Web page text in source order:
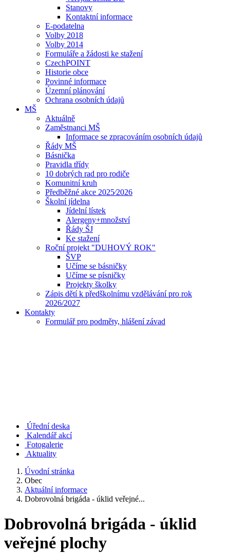
Stanovy
Kontaktní informace
E-podatelna
Volby 2018
Volby 2014
Formuláře a žádosti ke stažení
CzechPOINT
Historie obce
Povinné informace
Územní plánování
Ochrana osobních údajů
MŠ
Aktuálně
Zaměstnanci MŠ
Informace se zpracováním osobních údajů
Řády MŠ
Básnička
Pravidla třídy
10 dobrých rad pro rodiče
Komunitní kruh
Předběžné akce 2025⁄2026
Školní jídelna
Jídelní lístek
Alergeny+množství
Řády ŠJ
Ke stažení
Roční projekt "DUHOVÝ ROK"
ŠVP
Učíme se básničky
Učíme se písničky
Projekty školky
Zápis dětí k předškolnímu vzdělávání pro rok
2026/2027
Kontakty
Formulář pro podměty, hlášení závad
Úřední deska
Kalendář akcí
Fotogalerie
Aktuality
Úvodní stránka
Obec
Aktuální informace
Dobrovolná brigáda - úklid veřejné...
Dobrovolná brigáda - úklid
veřejné plochy